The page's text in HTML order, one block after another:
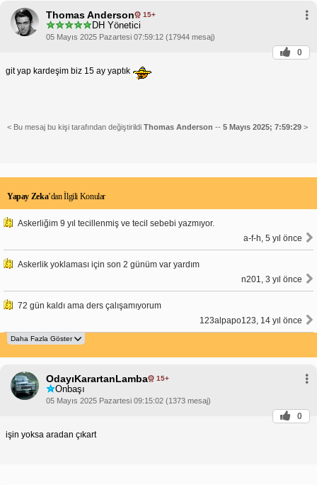
Thomas Anderson 15+
DH Yönetici
05 Mayıs 2025 Pazartesi 07:59:12 (17944 mesaj)
0
git yap kardeşim biz 15 ay yaptık
< Bu mesaj bu kişi tarafından değiştirildi Thomas Anderson -- 5 Mayıs 2025; 7:59:29 >
Yapay Zeka’dan İlgili Konular
Askerliğim 9 yıl tecillenmiş ve tecil sebebi yazmıyor.
a-f-h, 5 yıl önce
Askerlik yoklaması için son 2 günüm var yardım
n201, 3 yıl önce
72 gün kaldı ama ders çalışamıyorum
123alpapo123, 14 yıl önce
OdayıKarartanLamba 15+
Onbaşı
05 Mayıs 2025 Pazartesi 09:15:02 (1373 mesaj)
0
işin yoksa aradan çıkart